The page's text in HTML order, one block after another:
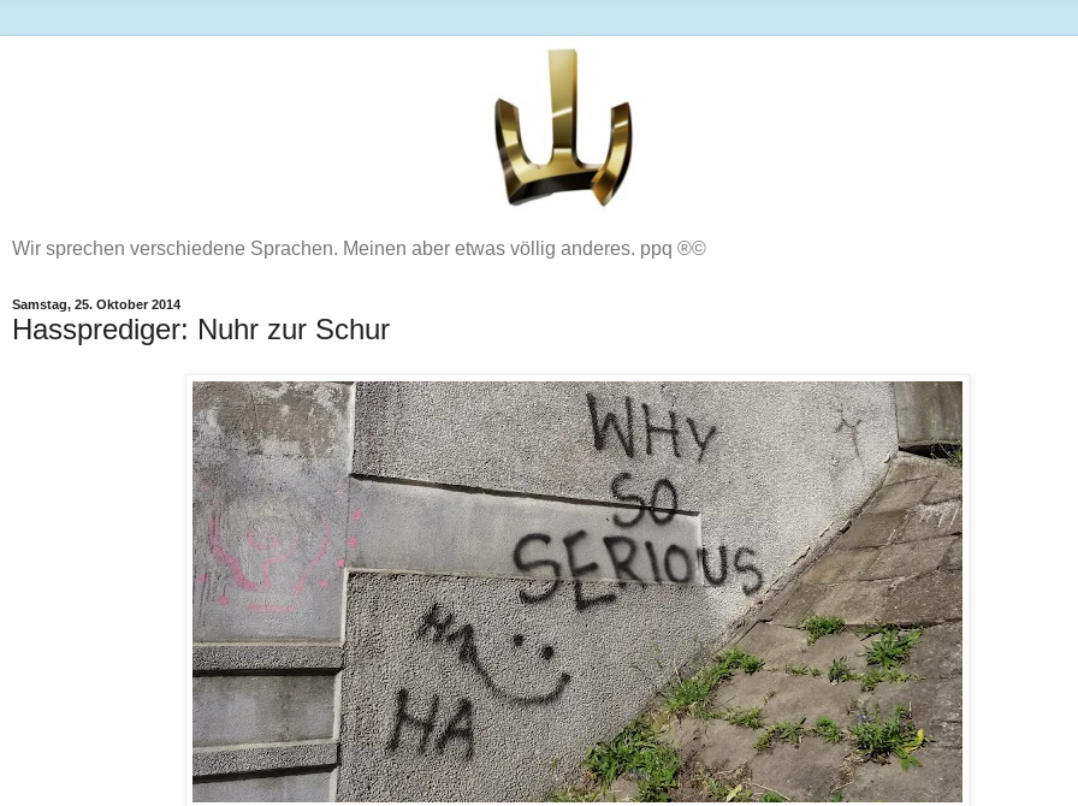
Wir sprechen verschiedene Sprachen. Meinen aber etwas völlig anderes. ppq ®©
Samstag, 25. Oktober 2014
Hassprediger: Nuhr zur Schur